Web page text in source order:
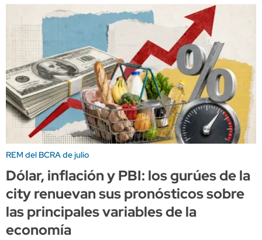
REM del BCRA de julio
Dólar, inflación y PBI: los gurúes de la
city renuevan sus pronósticos sobre
las principales variables de la
economía